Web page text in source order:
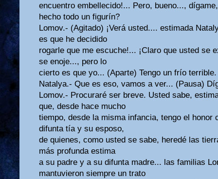
encuentro embellecido!... Pero, bueno...,
hecho todo un figurín?
Lomov.- (Agitado) ¡Verá usted.... estimada
es que he decidido
rogarle que me escuche!... ¡Claro que usted se
se enoje..., pero lo
cierto es que yo... (Aparte) Tengo un frío terrible.
Natalya.- Que es eso, vamos a ver... (Pausa)
Lomov.- Procuraré ser breve. Usted sabe,
que, desde hace mucho
tiempo, desde la misma infancia, tengo el honor
difunta tía y su esposo,
de quienes, como usted se sabe, heredé las
más profunda estima
a su padre y a su difunta madre... las familias
mantuvieron siempre un trato